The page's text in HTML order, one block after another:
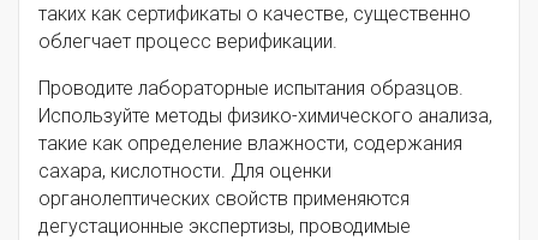
таких как сертификаты о качестве, существенно
облегчает процесс верификации.
Проводите лабораторные испытания образцов.
Используйте методы физико-химического анализа,
такие как определение влажности, содержания
сахара, кислотности. Для оценки
органолептических свойств применяются
дегустационные экспертизы, проводимые